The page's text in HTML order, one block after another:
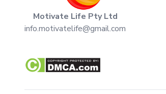
Motivate Life Pty Ltd
info.motivatelife@gmail.com